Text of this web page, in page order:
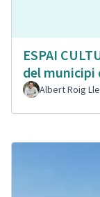
ESPAI
del municipi
Albert Roig